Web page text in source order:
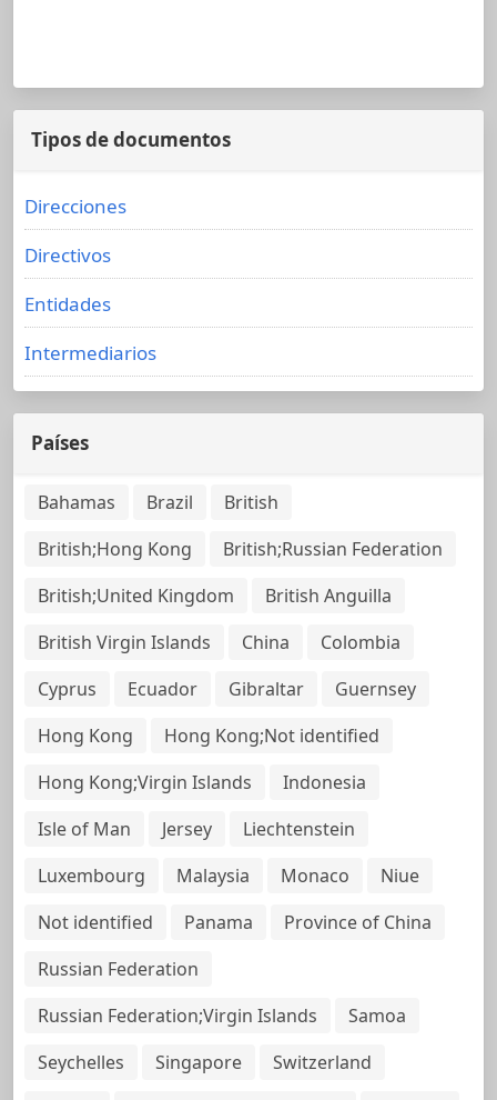
Tipos de documentos
Direcciones
Directivos
Entidades
Intermediarios
Países
Bahamas Brazil
British
British;Hong Kong
British;Russian Federation
British;United Kingdom
British Anguilla
British Virgin Islands
China
Colombia
Cyprus
Ecuador Gibraltar
Guernsey
Hong Kong
Hong Kong;Not identified
Hong Kong;Virgin Islands
Indonesia
Isle of Man
Jersey
Liechtenstein
Luxembourg
Malaysia Monaco
Niue
Not identified
Panama
Province of China
Russian Federation
Russian Federation;Virgin Islands
Samoa
Seychelles
Singapore
Switzerland